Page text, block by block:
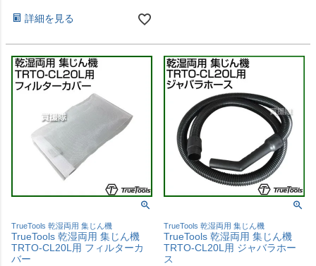
詳細を見る
TrueTools 乾湿両用 集じん機
TrueTools 乾湿両用 集じん機
TRTO-CL20L用 フィルターカ
バー
TrueTools 乾湿両用 集じん機
TrueTools 乾湿両用 集じん機
TRTO-CL20L用 ジャバラホー
ス